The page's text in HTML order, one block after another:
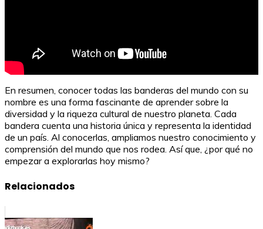
En resumen, conocer todas las banderas del mundo con su
nombre es una forma fascinante de aprender sobre la
diversidad y la riqueza cultural de nuestro planeta. Cada
bandera cuenta una historia única y representa la identidad
de un país. Al conocerlas, ampliamos nuestro conocimiento y
comprensión del mundo que nos rodea. Así que, ¿por qué no
empezar a explorarlas hoy mismo?
Relacionados